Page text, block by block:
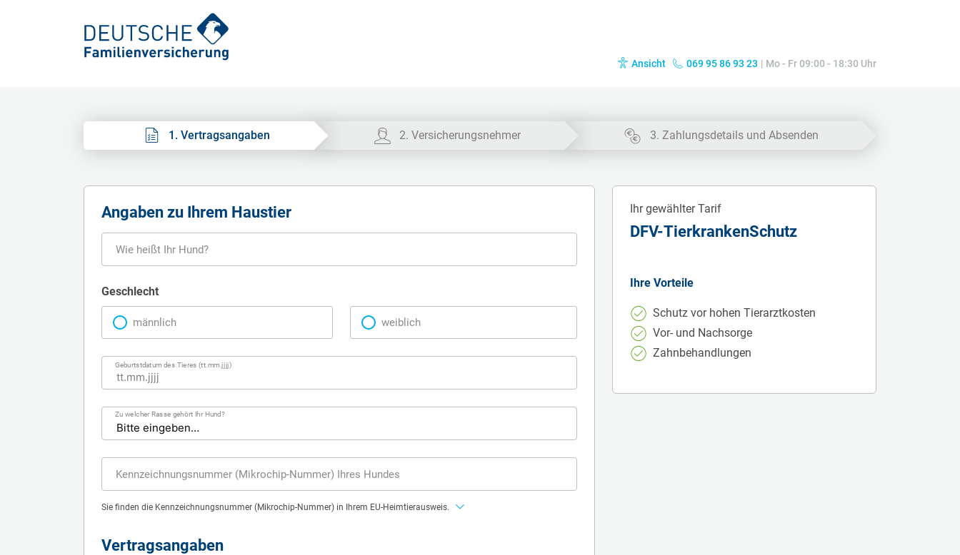
Ansicht 069 95 86 93 23 | Mo - Fr 09:00 - 18:30 Uhr
1. Vertragsangaben 2. Versicherungsnehmer 3. Zahlungsdetails und Absenden
Produktleistungen
Angaben zu Ihrem Haustier
Wie heißt Ihr Hund?
Geschlecht
männlich weiblich
Geburtstdatum des Tieres (tt.mm.jjjj)
Zu welcher Rasse gehört Ihr Hund?
Kennzeichnungsnummer (Mikrochip-Nummer) Ihres Hundes
Sie finden die Kennzeichnungsnummer (Mikrochip-Nummer) in Ihrem EU-Heimtierausweis.
Vertragsangaben
Ihr gewählter Tarif
DFV-TierkrankenSchutz
Ihre Vorteile
Schutz vor hohen Tierarztkosten
Vor- und Nachsorge
Zahnbehandlungen